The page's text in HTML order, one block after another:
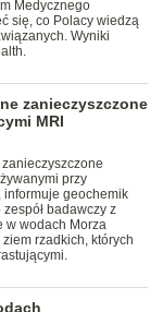
Medycznego
się, co Polacy wiedzą
Wyniki
zanieczyszczone
MRI
zanieczyszczone
przy
informuje geochemik
badawczy z
w wodach Morza
rzadkich, których